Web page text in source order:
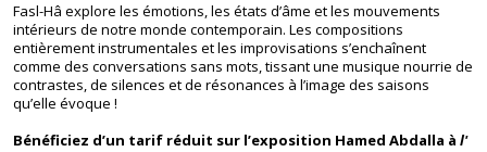
Fasl-Hâ explore les émotions, les états d’âme et les mouvements
intérieurs de notre monde contemporain. Les compositions
entièrement instrumentales et les improvisations s’enchaînent
comme des conversations sans mots, tissantune musique nourrie de
contrastes, de silences et de résonances à l’image des saisons
qu’elle évoque !
Bénéficiez d’un tarif réduit sur l’exposition Hamed Abdalla à l'